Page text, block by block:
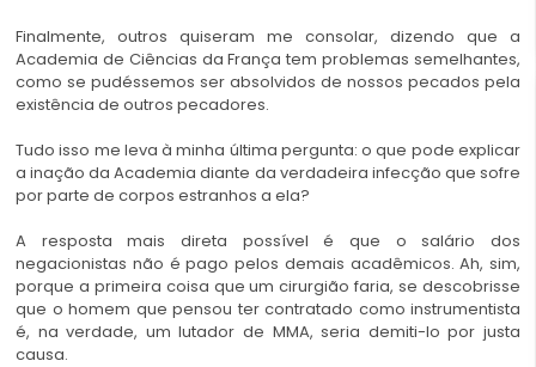
Finalmente, outros quiseram me consolar, dizendo que a
Academia de Ciências da França tem problemas semelhantes,
como se pudéssemos ser absolvidos de nossos pecados pela
existência de outros pecadores.
Tudo isso me leva à minha última pergunta: o que pode explicar
a inação da Academia diante da verdadeira infecção que sofre
por parte de corpos estranhos a ela?
A resposta mais direta possível é que o salário dos
negacionistas não é pago pelos demais acadêmicos. Ah, sim,
porque a primeira coisa que um cirurgião faria, se descobrisse
que o homem que pensou ter contratado como instrumentista
é, na verdade, um lutador de MMA, seria demiti-lo por justa
causa.